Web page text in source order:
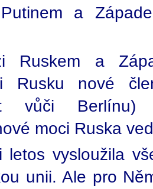
a
Ruskem a
Rusku nové
vůči
moci Ruska
letos vysloužila
unii. Ale pro